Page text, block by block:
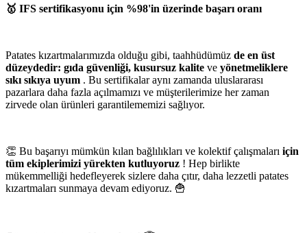
🥇 IFS sertifikasyonu için %98'in üzerinde başarı oranı
Patates kızartmalarımızda olduğu gibi, taahhüdümüz de en üst
düzeydedir: gıda güvenliği, kusursuz kalite ve yönetmeliklere
sıkı sıkıya uyum . Bu sertifikalar aynı zamanda uluslararası
pazarlara daha fazla açılmamızı ve müşterilerimize her zaman
zirvede olan ürünleri garantilememizi sağlıyor.
👏 Bu başarıyı mümkün kılan bağlılıkları ve kolektif çalışmaları için
tüm ekiplerimizi yürekten kutluyoruz ! Hep birlikte
mükemmelliği hedefleyerek sizlere daha çıtır, daha lezzetli patates
kızartmaları sunmaya devam ediyoruz. 🍟